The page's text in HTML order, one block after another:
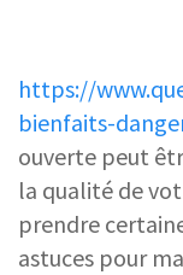
https://
bienfaits-
ouverte peut
la qualité de
prendre
astuces pour